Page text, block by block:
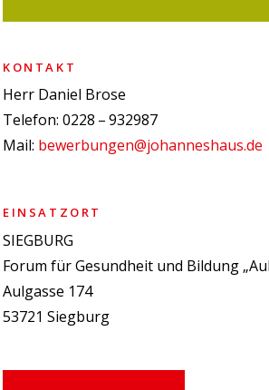
KONTAKT
Herr Daniel Brose
Telefon: 0228 – 932987
Mail: bewerbungen@johanneshaus.de
EINSATZORT
SIEGBURG
Forum für Gesundheit und Bildung
Aulgasse 174
53721 Siegburg